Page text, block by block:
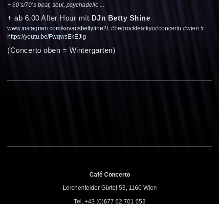
+ 60’s/70’s beat, soul, psychadelic ...
+ ab 6.00 After Hour mit DJn Betty Shine
www.instagram.com/kovacsbettyline2/, #bedrockfeatkyo#concerto #wien #
https://youtu.be/FwqwsEkEJlg
(Concerto oben = Wintergarten)
Café Concerto
Lerchenfelder Gürtel 53, 1160 Wien
Tel. +43 (0)677 62 701 653